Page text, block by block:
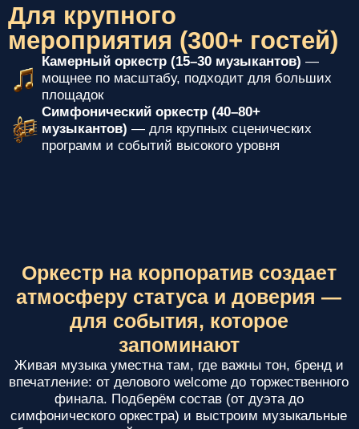
Оркестр на корпоратив создает
атмосферу статуса и доверия —
блоки под ваш тайминг: открытие, выход спикеров,
награждение, поздравления и завершение.
ПОДОБРАТЬ СОСТАВ